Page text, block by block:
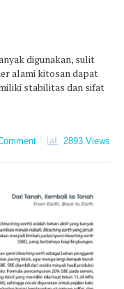
digunakan, sulit
alami kitosan dapat
stabilitas dan sifat
2893 Views